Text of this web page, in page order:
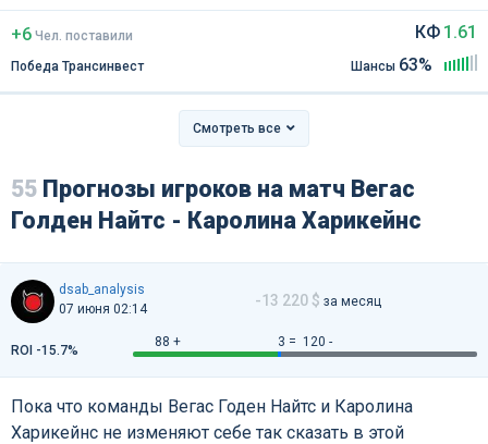
+6 Чел поставили
Победа Трансинвест
КФ 1.61
Шансы 63%
Смотреть все
55 Прогнозы игроков на матч Вегас
Голден Найтс - Каролина Харикейнс
dsab_analysis
07 июня 02:14
-13 220 $ за месяц
88 + 3 = 120 -
ROI -15.7%
Пока что команды Вегас Годен Найтс и Каролина
Харикейнс не изменяют себе так сказать в этой